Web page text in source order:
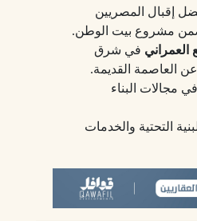
إقبال المصريين
ضمن مشروع بيت الوطن.
في شرق
العاصمة القديمة.
في مجالات البناء
التحتية والخدمات